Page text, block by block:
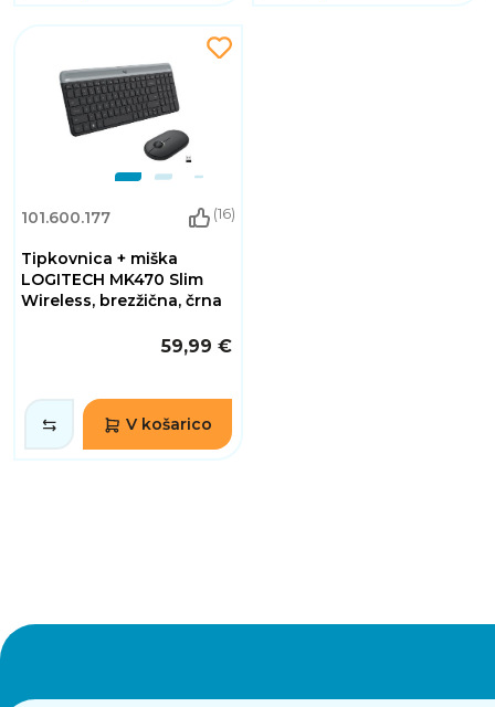
101.600.177 (16)
Tipkovnica + miška
LOGITECH MK470 Slim
Wireless, brezžična, črna
59,99 €
V košarico